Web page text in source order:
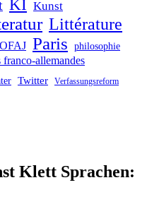
KI Kunst
Littérature
OFAJ Paris philosophie
franco-allemandes
Twitter Verfassungsreform
Klett Sprachen: